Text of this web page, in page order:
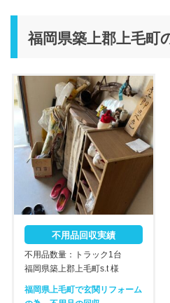
福岡県築上郡上毛町
不用品回収実績
不用品数量：トラック1台
福岡県築上郡上毛町s.t 様
福岡県上毛町で玄関リフォーム